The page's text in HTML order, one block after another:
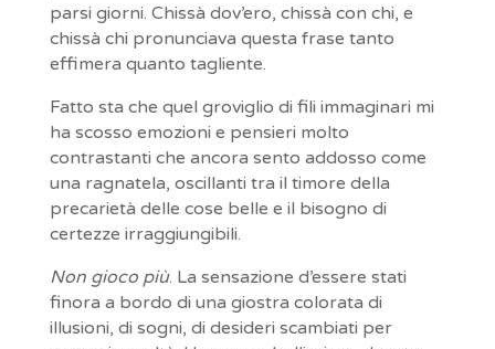
parsi giorni. Chissà dov’ero, chissà con chi, e
chissà chi pronunciava questa frase tanto
effimera quanto tagliente.
Fatto sta che quel groviglio di fili immaginari mi
ha scosso emozioni e pensieri molto
contrastanti che ancora sento addosso come
una ragnatela, oscillanti tra il timore della
precarietà delle cose belle e il bisogno di
certezze irraggiungibili.
Non gioco più. La sensazione d’essere stati
finora a bordo di una giostra colorata di
illusioni, di sogni, di desideri scambiati per